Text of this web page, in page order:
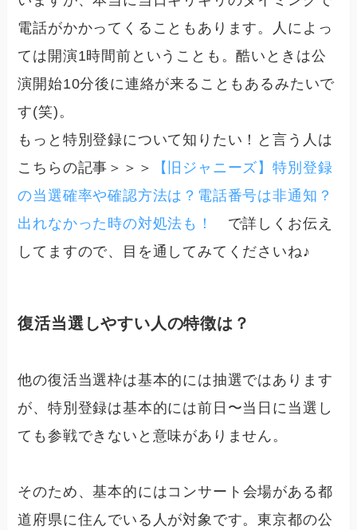
電話がかかってくることもあります。人によっ
ては開演1時間前ということも。酷いときは公
演開始10分後に連絡が来ることもあるみたいで
す(笑)。
もっと特別登録について知りたい！と言う人は
こちらの記事＞＞＞
【旧ジャニーズ】特別登録
の当選確率や確認方法は？電話番号は非通知？
出れなかった時の対処法も！
で詳しくお伝え
してますので、目を通してみてくださいね♪
復活当選しやすい人の特徴は？
他の復活当選枠は基本的には抽選ではあります
が、特別登録は基本的には前日〜当日に当選し
ても参戦できないと意味がありません。
そのため、基本的にはコンサート会場がある都
道府県に住んでいる人が対象です。東京都の公